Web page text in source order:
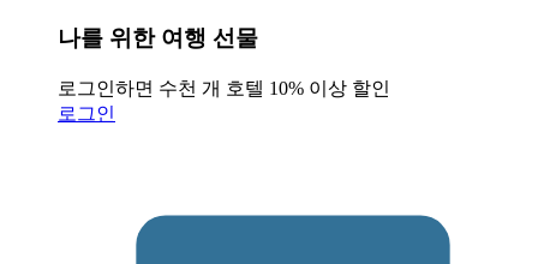
나를 위한 여행 선물
로그인하면 수천 개 호텔 10% 이상 할인
로그인